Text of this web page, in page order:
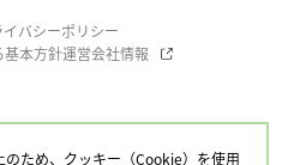
ため、クッキー（Cookie）を使用
イバシーポリシー
基本方針運営会社情報